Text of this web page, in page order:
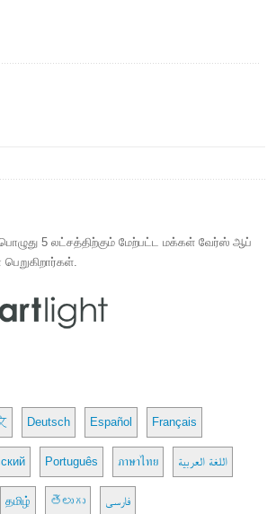
5 லட்சத்திற்கும் மேற்பட்ட மக்கள் வேர்ஸ் ஆப்
Deutsch Español Français
Português ภาษาไทย اللغة العربية
தமிழ் తెలుగు فارسی